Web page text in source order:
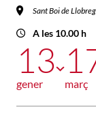
Sant Boi de
A les 10.00 h
13
gener març